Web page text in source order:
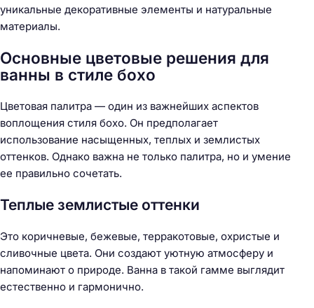
уникальные декоративные элементы и натуральные
материалы.
Основные цветовые решения для
ванны в стиле бохо
Цветовая палитра — один из важнейших аспектов
воплощения стиля бохо. Он предполагает
использование насыщенных, теплых и землистых
оттенков. Однако важна не только палитра, но и умение
ее правильно сочетать.
Теплые землистые оттенки
Это коричневые, бежевые, терракотовые, охристые и
сливочные цвета. Они создают уютную атмосферу и
напоминают о природе. Ванна в такой гамме выглядит
естественно и гармонично.